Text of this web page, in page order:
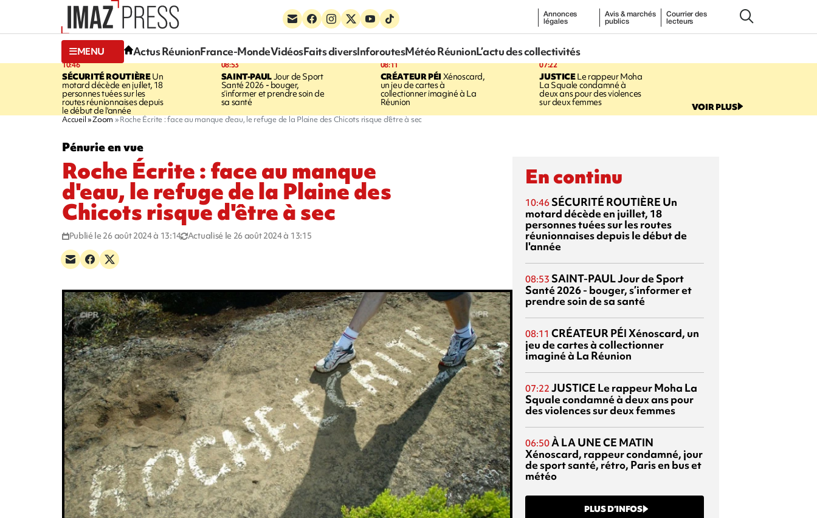
Annonces
légales
Avis & marchés
publics
Courrier des
lecteurs
MENU Actus RéunionFrance-MondeVidéosFaits diversInforoutesMétéo RéunionL’actu des collectivités
10:46
SÉCURITÉ ROUTIÈREUn
motard décède en juillet, 18
personnes tuées sur les
routes réunionnaises depuis
le début de l'année
08:53
SAINT-PAULJour de Sport
Santé 2026 - bouger,
s’informer et prendre soin de
sa santé
08:11
CRÉATEUR PÉIXénoscard,
un jeu de cartes à
collectionner imaginé à La
Réunion
07:22
JUSTICELe rappeur Moha
La Squale condamné à
deux ans pour des violences
sur deux femmes VOIR PLUS
Accueil Zoom Roche Écrite : face au manque d'eau, le refuge de la Plaine des Chicots risque d'être à sec
Pénurie en vue
Roche Écrite : face au manque
d'eau, le refuge de la Plaine des
Chicots risque d'être à sec
Publié le 26 août 2024 à 13:14 Actualisé le 26 août 2024 à 13:15
En continu
10:46 SÉCURITÉ ROUTIÈRE Un
motard décède en juillet, 18
personnes tuées sur les routes
réunionnaises depuis le début de
l'année
08:53 SAINT-PAULJour de Sport
Santé 2026 - bouger, s’informer et
prendre soin de sa santé
08:11 CRÉATEUR PÉIXénoscard, un
jeu de cartes à collectionner
imaginé à La Réunion
07:22 JUSTICE Le rappeur Moha La
Squale condamné à deux ans pour
des violences sur deux femmes
06:50À LA UNE CE MATIN
Xénoscard, rappeur condamné, jour
de sport santé, rétro, Paris en bus et
météo
PLUS D’INFOS